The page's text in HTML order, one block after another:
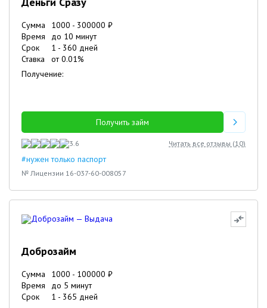
Сумма 1000 - 300000 ₽
Время
до 10 минут
Срок
1 - 360 дней
Ставка
от0.01%
Получение:
Получить займ
3.6 Читать все отзывы (10)
#нужен только паспорт
№ Лицензии 16-037-60-008057
Доброзайм
Сумма 1000 - 100000 ₽
Время
до 5 минут
Срок
1 - 365 дней